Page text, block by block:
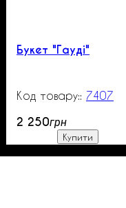
Букет "Гауді"
7407
2 250грн
Купити